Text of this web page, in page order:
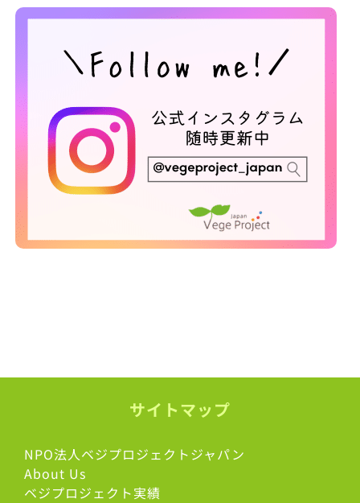
サイトマップ
NPO法人ベジプロジェクトジャパン
About Us
ベジプロジェクト実績